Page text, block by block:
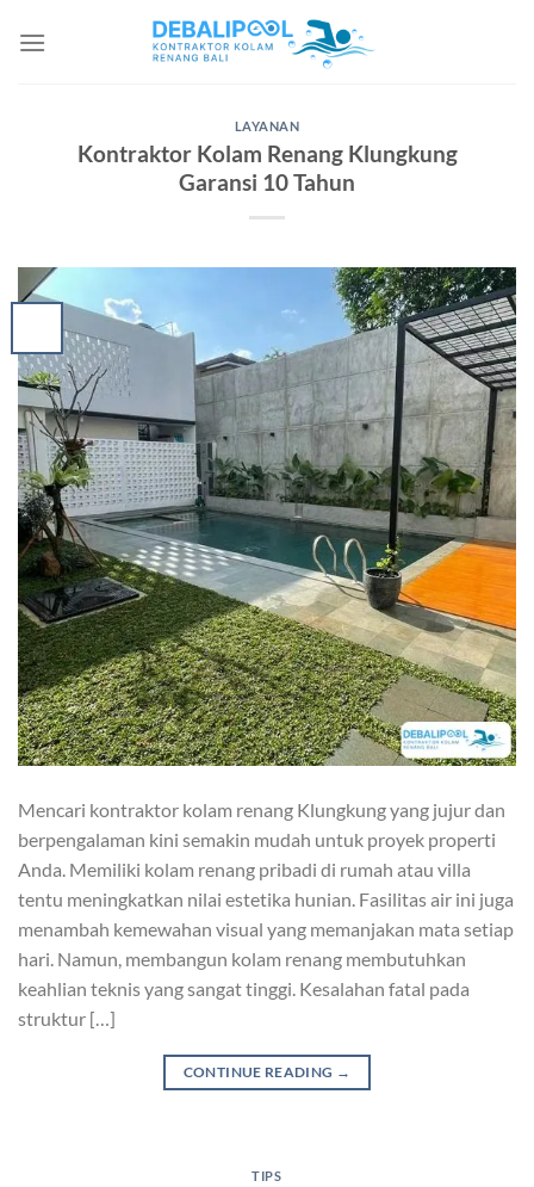
LAYANAN
Kontraktor Kolam Renang Klungkung
Garansi 10 Tahun
Mencari kontraktor kolam renang Klungkung yang jujur dan
berpengalaman kini semakin mudah untuk proyek properti
Anda. Memiliki kolam renang pribadi di rumah atau villa
tentu meningkatkan nilai estetika hunian. Fasilitas air ini juga
menambah kemewahan visual yang memanjakan mata setiap
hari. Namun, membangun kolam renang membutuhkan
keahlian teknis yang sangat tinggi. Kesalahan fatal pada
struktur […]
CONTINUE READING →
TIPS